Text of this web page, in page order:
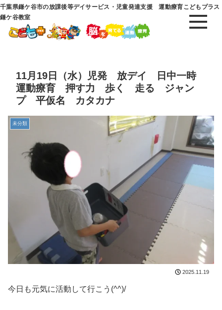
千葉県鎌ケ谷市の放課後等デイサービス・児童発達支援 運動療育こどもプラス
鎌ケ谷教室
11月19日（水）児発 放デイ 日中一時
運動療育 押す力 歩く 走る ジャン
プ 平仮名 カタカナ
未分類
2025.11.19
今日も元気に活動して行こう(^^)/